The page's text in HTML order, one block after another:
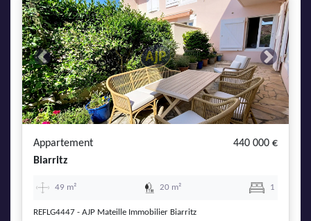
Previous Next
Appartement
440 000 €
Biarritz
49 m² 20 m² 1
REFLG4447 - AJP Mateille Immobilier Biarritz